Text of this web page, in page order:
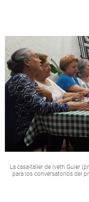
La casa-taller de Iveth Guier
para los conversatorios del